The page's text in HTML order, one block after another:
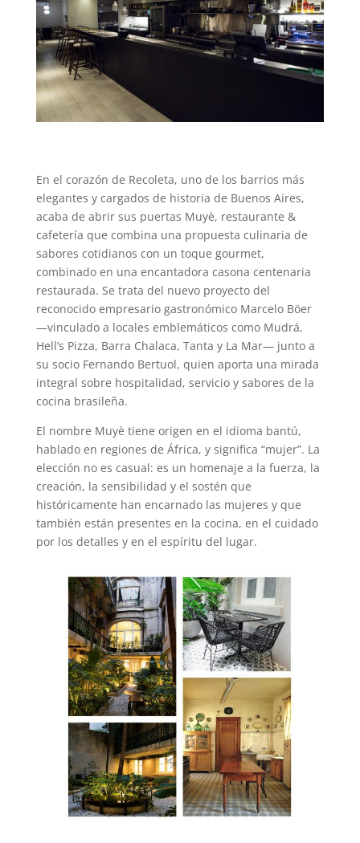
En el corazón de Recoleta, uno de los barrios más
elegantes y cargados de historia de Buenos Aires,
acaba de abrir sus puertas Muyè, restaurante &
cafetería que combina una propuesta culinaria de
sabores cotidianos con un toque gourmet,
combinado en una encantadora casona centenaria
restaurada. Se trata del nuevo proyecto del
reconocido empresario gastronómico Marcelo Böer
—vinculado a locales emblemáticos como Mudrá,
Hell’s Pizza, Barra Chalaca, Tanta y La Mar— junto a
su socio Fernando Bertuol, quien aporta una mirada
integral sobre hospitalidad, servicio y sabores de la
cocina brasileña.
El nombre Muyè tiene origen en el idioma bantú,
hablado en regiones de África, y significa “mujer”. La
elección no es casual: es un homenaje a la fuerza, la
creación, la sensibilidad y el sostén que
históricamente han encarnado las mujeres y que
también están presentes en la cocina, en el cuidado
por los detalles y en el espíritu del lugar.